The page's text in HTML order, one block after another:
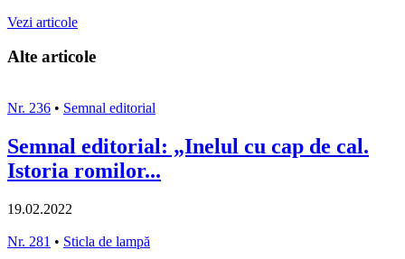
Vezi articole
Alte articole
Nr. 236 • Semnal editorial
Semnal editorial: „Inelul cu cap de cal.
Istoria romilor...
19.02.2022
Nr. 281 • Sticla de lampă